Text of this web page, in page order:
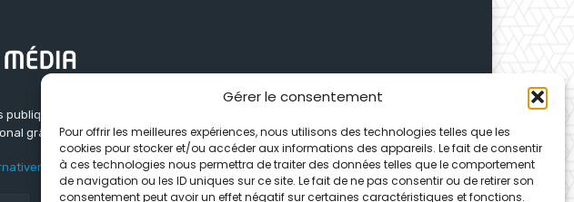
Gérer le consentement
Pour offrir les meilleures expériences, nous utilisons des technologies telles que les
cookies pour stocker et/ou accéder aux informations des appareils. Le fait de consentir
à ces technologies nous permettra de traiter des données telles que le comportement
de navigation ou les ID uniques sur ce site. Le fait de ne pas consentir ou de retirer son
consentement peut avoir un effet négatif sur certaines caractéristiques et fonctions.
basée à Grenoble. Depuis 1995, elle conçoit
grâce à un réseau d’agences partenaires.